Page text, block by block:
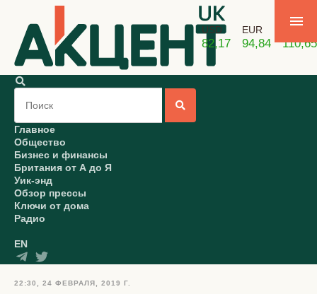
USD
82,17
EUR
94,84 110,65
Главное
Общество
Бизнес и финансы
Британия от А до Я
Уик-энд
Обзор прессы
Ключи от дома
Радио
EN
22:30, 24 ФЕВРАЛЯ, 2019 Г.